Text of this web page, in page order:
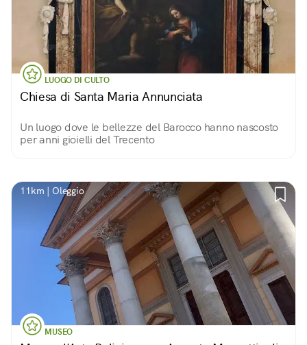
LUOGO DI CULTO
Chiesa di Santa Maria Annunciata
Un luogo dove le bellezze del Barocco hanno nascosto
per anni gioielli del Trecento
11km | Oleggio
MUSEO